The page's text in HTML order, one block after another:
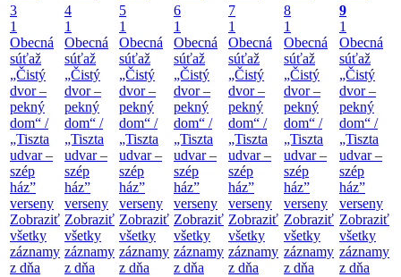
3
1
Obecná
súťaž
„Čistý
dvor –
pekný
dom“ /
„Tiszta
udvar –
szép
ház”
verseny
Zobraziť
všetky
záznamy
z dňa
4
1
Obecná
súťaž
„Čistý
dvor –
pekný
dom“ /
„Tiszta
udvar –
szép
ház”
verseny
Zobraziť
všetky
záznamy
z dňa
5
1
Obecná
súťaž
„Čistý
dvor –
pekný
dom“ /
„Tiszta
udvar –
szép
ház”
verseny
Zobraziť
všetky
záznamy
z dňa
6
1
Obecná
súťaž
„Čistý
dvor –
pekný
dom“ /
„Tiszta
udvar –
szép
ház”
verseny
Zobraziť
všetky
záznamy
z dňa
7
1
Obecná
súťaž
„Čistý
dvor –
pekný
dom“ /
„Tiszta
udvar –
szép
ház”
verseny
Zobraziť
všetky
záznamy
z dňa
8
1
Obecná
súťaž
„Čistý
dvor –
pekný
dom“ /
„Tiszta
udvar –
szép
ház”
verseny
Zobraziť
všetky
záznamy
z dňa
9
1
Obecná
súťaž
„Čistý
dvor –
pekný
dom“ /
„Tiszta
udvar –
szép
ház”
verseny
Zobraziť
všetky
záznamy
z dňa